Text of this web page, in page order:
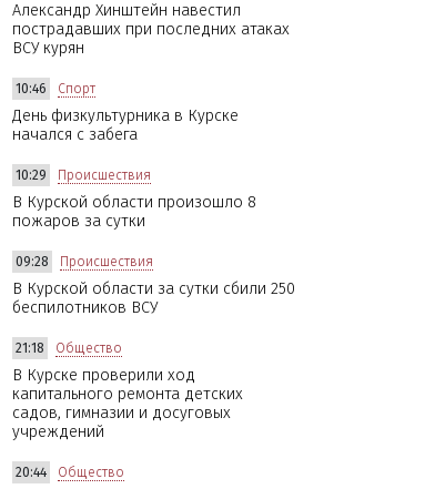
Александр Хинштейн навестил
пострадавших при последних атаках
ВСУ курян
10:46 Спорт
День физкультурника в Курске
начался с забега
10:29 Происшествия
В Курской области произошло 8
пожаров за сутки
09:28 Происшествия
В Курской области за сутки сбили 250
беспилотников ВСУ
21:18 Общество
В Курске проверили ход
капитального ремонта детских
садов, гимназии и досуговых
учреждений
20:44 Общество